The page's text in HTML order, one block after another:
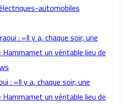
automobiles
: «Il y a, chaque soir, une
un véritable lieu de